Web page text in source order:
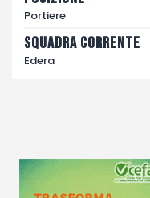
Portiere
Squadra corrente
Edera